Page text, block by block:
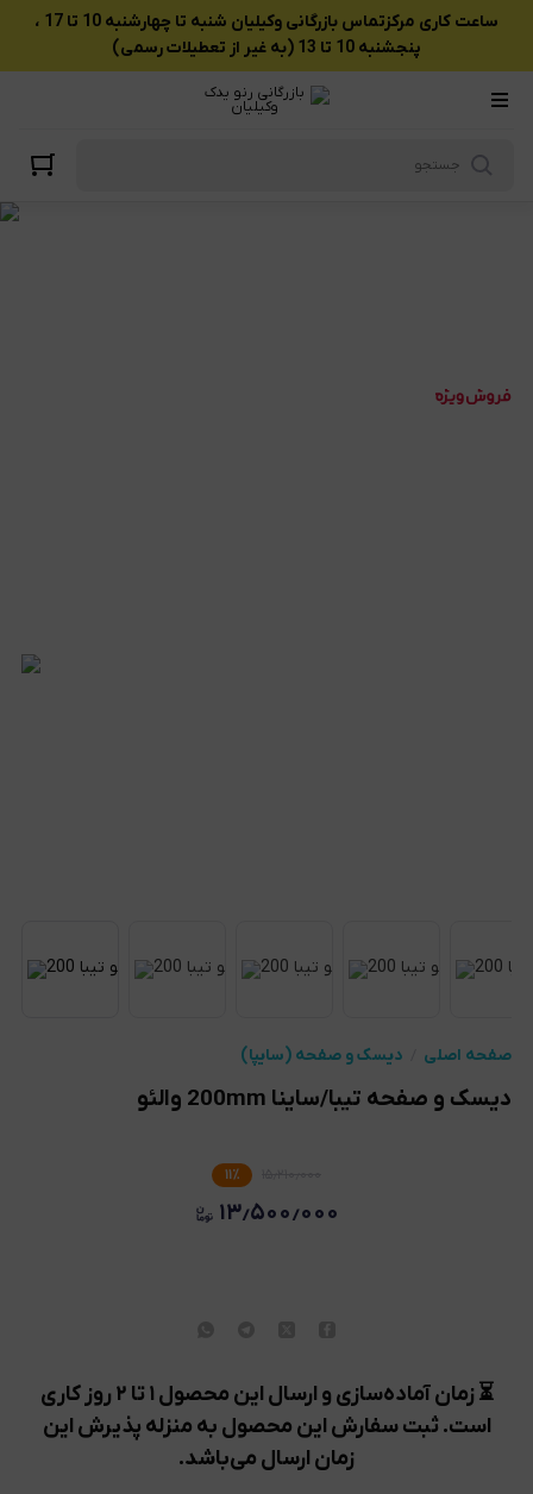
ساعت کاری مرکزتماس بازرگانی وکیلیان شنبه تا چهارشنبه 10 تا 17 ،
پنجشنبه 10 تا 13 (به غیر از تعطیلات رسمی)
صفحه اصلی دیسک و صفحه (سایپا)
دیسک و صفحه تیبا/ساینا 200mm والئو
۱۱٪
۱۳٫۵۰۰٫۰۰۰
⏳ زمان آماده‌سازی و ارسال این محصول ۱ تا ۲ روز کاری
است. ثبت سفارش این محصول به منزله پذیرش این
زمان ارسال می‌باشد.